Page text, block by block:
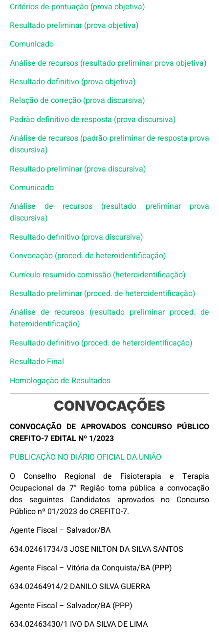
Critérios de pontuação (prova objetiva)
Resultado preliminar (prova objetiva)
Comunicado
Análise de recursos (resultado preliminar prova objetiva)
Resultado definitivo (prova objetiva)
Relação de correção (prova discursiva)
Padrão definitivo de resposta (prova discursiva)
Análise de recursos (padrão preliminar de resposta prova
discursiva)
Resultado preliminar (prova discursiva)
Comunicado
Análise de recursos (resultado preliminar prova
discursiva)
Resultado definitivo (prova discursiva)
Convocação (proced. de heteroidentificação)
Currículo resumido comissão (heteroidentificação)
Resultado preliminar (proced. de heteroidentificação)
Análise de recursos (resultado preliminar proced. de
heteroidentificação)
Resultado definitivo (proced. de heteroidentificação)
Resultado Final
Homologação de Resultados
CONVOCAÇÕES
CONVOCAÇÃO DE APROVADOS CONCURSO PÚBLICO
CREFITO-7 EDITAL Nº 1/2023
PUBLICAÇÃO NO DIÁRIO OFICIAL DA UNIÃO
O Conselho Regional de Fisioterapia e Terapia
Ocupacional da 7° Região torna pública a convocação
dos seguintes Candidatos aprovados no Concurso
Público nº 01/2023 do CREFITO-7.
Agente Fiscal – Salvador/BA
634.02461734/3 JOSE NILTON DA SILVA SANTOS
Agente Fiscal – Vitória da Conquista/BA (PPP)
634.02464914/2 DANILO SILVA GUERRA
Agente Fiscal – Salvador/BA (PPP)
634.02463430/1 IVO DA SILVA DE LIMA